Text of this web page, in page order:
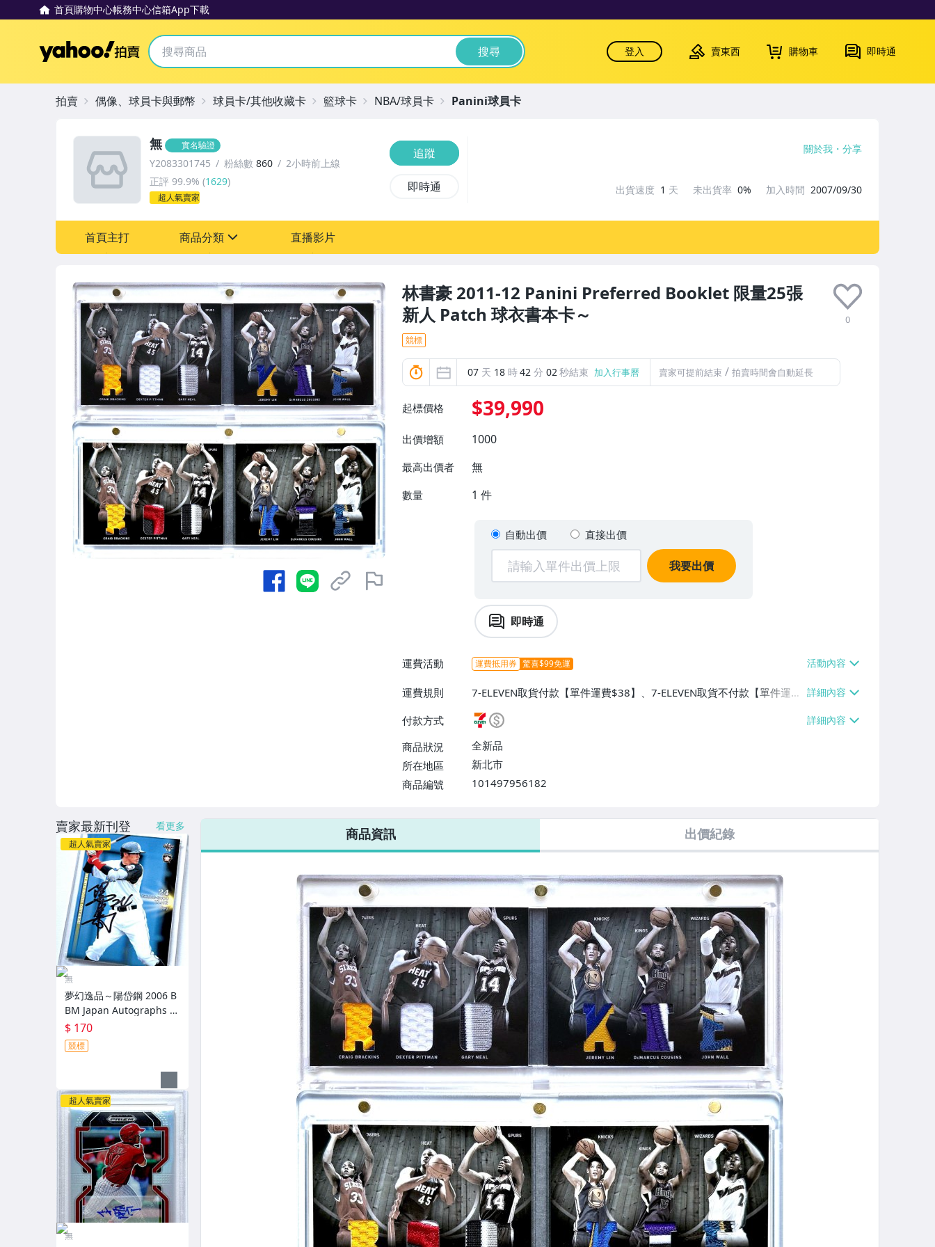
首頁購物中心帳務中心信箱App下載
Yahoo拍賣 搜尋 登入 賣東西 購物車 即時通
林書豪 2011-12 Panini Preferred Booklet 限量25張
新人 Patch 球衣書本卡～
0
競標
07 天 18 時42 分 01秒結束 加入行事曆 賣家可提前結束 / 拍賣時間會自動延長
起標價格 $39,990
出價增額 1000
最高出價者 無
數量 1 件
自動出價 直接出價
我要出價
即時通
運費活動 運費抵用券 驚喜$99免運
運費規則
7-ELEVEN取貨付款【單件運費$38】、7-ELEVEN取貨不付款【單件運費
$38】、郵局掛號【單件運費$60、滿20件或消費滿$50000免運費】
付款方式
商品狀況
全新品
所在地區
新北市
商品編號
101497956182
7-ELEVEN 運費只要38元
無 實名驗證
Y2083301745 粉絲數 860
2小時前上線
正評 99.9% (1629)
超人氣賣家
追蹤
即時通
關於我 分享
出貨速度 1 天 未出貨率 0% 加入時間 2007/09/30
首頁主打 商品分類
玩具、模型與公仔
偶像、球員卡與郵幣
直播影片
拍賣 偶像、球員卡與郵幣 球員卡/其他收藏卡 籃球卡 NBA/球員卡 Panini球員卡
商品資訊 出價紀錄
賣家最新刊登 看更多
超人氣賣家
無
夢幻逸品～陽岱鋼 2006 B
BM Japan Autographs 新
人配布簽名卡 加蓋BBM鋼
印 RC～
$ 170
競標
超人氣賣家
無